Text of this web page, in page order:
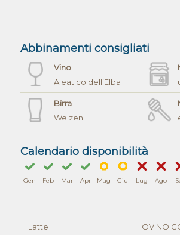
Abbinamenti consigliati
Vino
Aleatico dell’Elba
Birra
Weizen
Calendario disponibilità
Gen Feb Mar Apr Mag Giu Lug Ago
Latte OVINO